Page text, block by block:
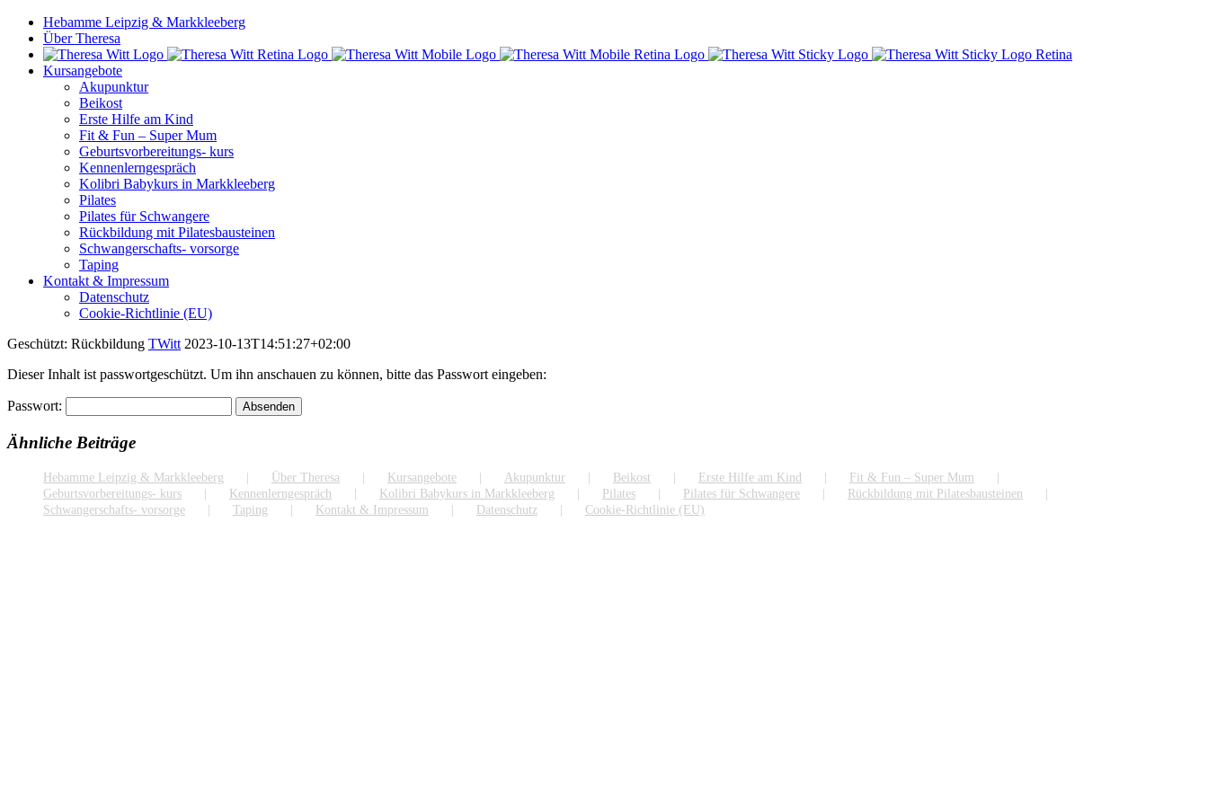
Hebamme Leipzig & Markkleeberg
Über Theresa
Kursangebote
Akupunktur
Beikost
Erste Hilfe am Kind
Fit & Fun – Super Mum
Geburtsvorbereitungs- kurs
Kennenlerngespräch
Kolibri Babykurs in Markkleeberg
Pilates
Pilates für Schwangere
Rückbildung mit Pilatesbausteinen
Schwangerschafts- vorsorge
Taping
Kontakt & Impressum
Datenschutz
Cookie-Richtlinie (EU)
Geschützt: Rückbildung TWitt 2023-10-13T14:51:27+02:00
Dieser Inhalt ist passwortgeschützt. Um ihn anschauen zu können, bitte das Passwort eingeben:
Passwort:
Ähnliche Beiträge
Hebamme Leipzig & Markkleeberg Über Theresa Kursangebote Akupunktur Beikost Erste Hilfe am Kind
Fit & Fun – Super Mum
Geburtsvorbereitungs- kurs
Kennenlerngespräch Kolibri Babykurs in Markkleeberg Pilates Pilates für Schwangere
Rückbildung mit Pilatesbausteinen
Schwangerschafts- vorsorge
Taping Kontakt & Impressum Datenschutz Cookie-Richtlinie (EU)